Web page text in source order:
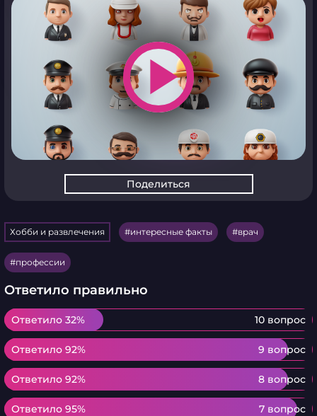
play_arrow
Поделиться
Хобби и развлечения интересные факты врач
профессии
Ответило правильно
Ответило 32% 10 вопрос
Ответило 32%
Ответило 92% 9 вопрос
Ответило 92%
Ответило 92% 8 вопрос
Ответило 92%
Ответило 95% 7 вопрос
Ответило 95%